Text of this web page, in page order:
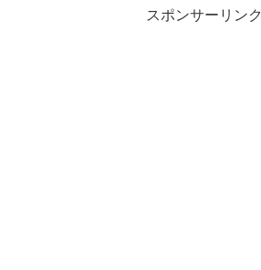
スポンサーリンク